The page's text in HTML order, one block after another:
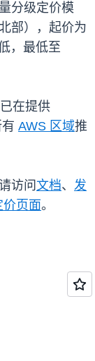
分级定价模
部），起价为
，最低至
在提供
AWS 区域推
访问 文档、 发
价页面。